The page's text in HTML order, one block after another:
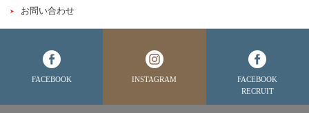
お問い合わせ
FACEBOOK INSTAGRAM
FACEBOOK
RECRUIT